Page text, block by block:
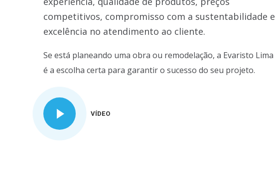
competitivos, compromisso com a sustentabilidade e
excelência no atendimento ao cliente.
Se está planeando uma obra ou remodelação, a Evaristo Lima
é a escolha certa para garantir o sucesso do seu projeto.
VÍDEO